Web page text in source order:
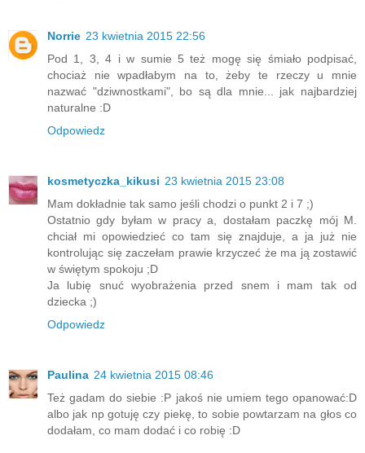
Norrie 23 kwietnia 2015 22:56
Pod 1, 3, 4 i w sumie 5 też mogę się śmiało podpisać,
chociaż nie wpadłabym na to, żeby te rzeczy u mnie
nazwać "dziwnostkami", bo są dla mnie... jak najbardziej
naturalne :D
Odpowiedz
kosmetyczka_kikusi 23 kwietnia 2015 23:08
Mam dokładnie tak samo jeśli chodzi o punkt 2 i 7 ;)
Ostatnio gdy byłam w pracy a, dostałam paczkę mój M.
chciał mi opowiedzieć co tam się znajduje, a ja już nie
kontrolując się zaczełam prawie krzyczeć że ma ją zostawić
w świętym spokoju ;D
Ja lubię snuć wyobrażenia przed snem i mam tak od
dziecka ;)
Odpowiedz
Paulina 24 kwietnia 2015 08:46
Też gadam do siebie :P jakoś nie umiem tego opanować:D
albo jak np gotuję czy piekę, to sobie powtarzam na głos co
dodałam, co mam dodać i co robię :D